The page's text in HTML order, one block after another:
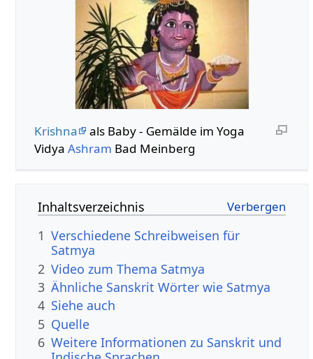
Krishna
als Baby - Gemälde im Yoga
Vidya Ashram Bad Meinberg
Inhaltsverzeichnis
1 Verschiedene Schreibweisen für
Satmya
2 Video zum Thema Satmya
3 Ähnliche Sanskrit Wörter wie Satmya
4 Siehe auch
5 Quelle
6 Weitere Informationen zu Sanskrit und